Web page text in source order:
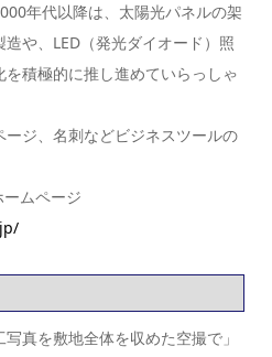
年代以降は、太陽光パネルの架
や、LED（発光ダイオード）照
積極的に推し進めていらっしゃ
ジ、名刺などビジネスツールの
ムページ
真を敷地全体を収めた空撮で」